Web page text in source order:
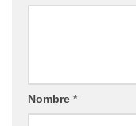
Nombre *